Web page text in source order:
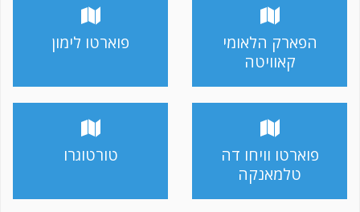
הפארק הלאומי
קאוויטה
פוארטו לימון
פוארטו וויחו דה
טלמאנקה
טורטוגרו